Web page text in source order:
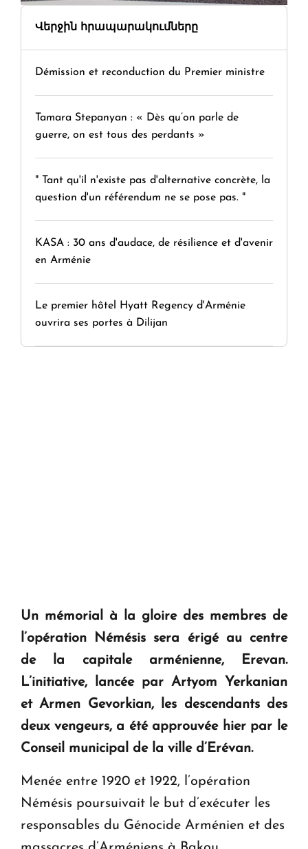
Վերջին հրապարակումները
Démission et reconduction du Premier ministre
Tamara Stepanyan : « Dès qu’on parle de
guerre, on est tous des perdants »
" Tant qu'il n'existe pas d'alternative concrète, la
question d'un référendum ne se pose pas. "
KASA : 30 ans d'audace, de résilience et d'avenir
en Arménie
Le premier hôtel Hyatt Regency d'Arménie
ouvrira ses portes à Dilijan
Un mémorial à la gloire des membres de
l’opération Némésis sera érigé au centre
de la capitale arménienne, Erevan.
L’initiative, lancée par Artyom Yerkanian
et Armen Gevorkian, les descendants des
deux vengeurs, a été approuvée hier par le
Conseil municipal de la ville d’Erévan.
Menée entre 1920 et 1922, l’opération
Némésis poursuivait le but d’exécuter les
responsables du Génocide Arménien et des